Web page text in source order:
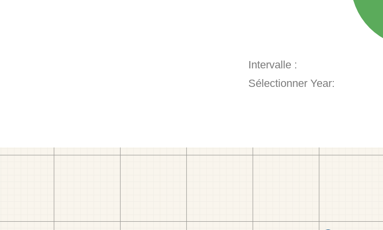
Intervalle :
Sélectionner Year: